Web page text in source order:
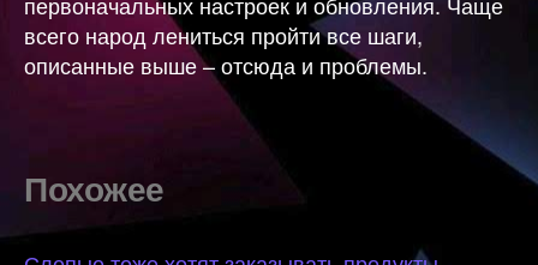
всего народ лениться пройти все шаги,
описанные выше – отсюда и проблемы.
Похожее